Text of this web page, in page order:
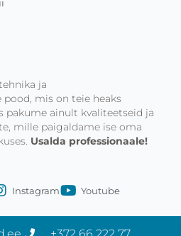
ja
mis on teie heaks
pakume ainult kvaliteetseid ja
mille paigaldame ise oma
Usalda professionaale!
Instagram Youtube